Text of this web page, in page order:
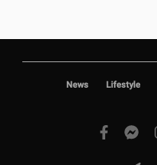
News Lifestyle